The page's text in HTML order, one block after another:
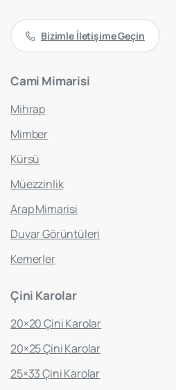
Bizimle İletişime Geçin
Cami Mimarisi
Mihrap
Mimber
Kürsü
Müezzinlik
Arap Mimarisi
Duvar Görüntüleri
Kemerler
Çini Karolar
20×20 Çini Karolar
20×25 Çini Karolar
25×33 Çini Karolar